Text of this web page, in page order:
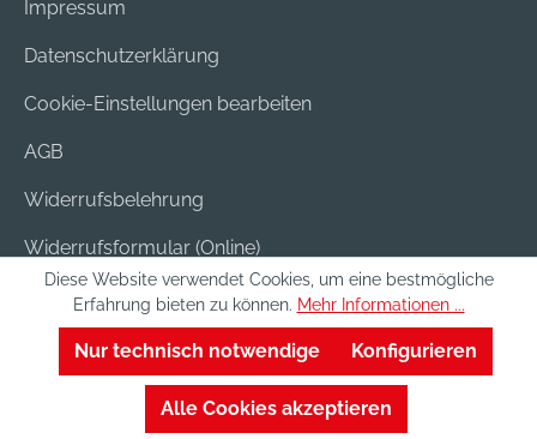
Impressum
Datenschutzerklärung
Cookie-Einstellungen bearbeiten
AGB
Widerrufsbelehrung
Widerrufsformular (Online)
Versand & Bezahlung
Batterieentsorgung
Diese Website verwendet Cookies, um eine bestmögliche
Erfahrung bieten zu können. Mehr Informationen ...
Nur technisch notwendige Konfigurieren
Alle Cookies akzeptieren